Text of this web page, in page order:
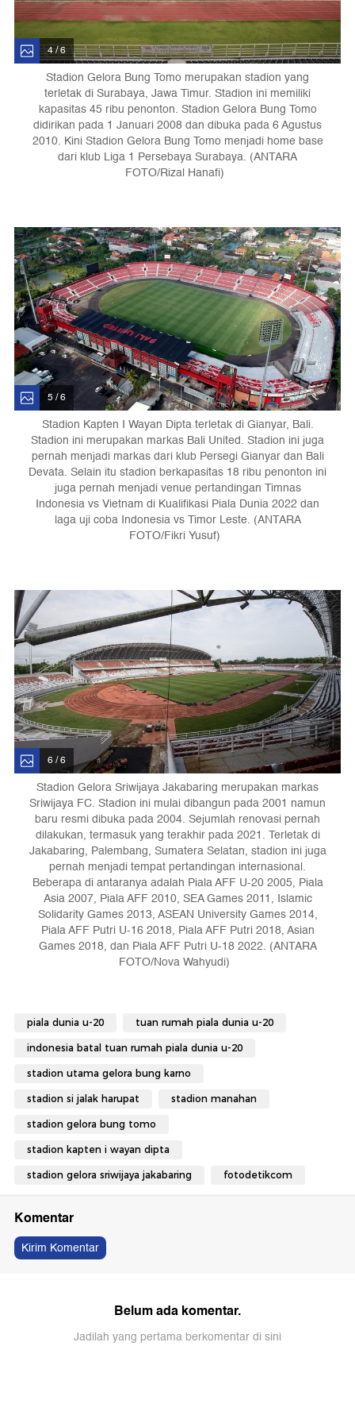
4 / 6
Stadion Gelora Bung Tomo merupakan stadion yang
terletak di Surabaya, Jawa Timur. Stadion ini memiliki
kapasitas 45 ribu penonton. Stadion Gelora Bung Tomo
didirikan pada 1 Januari 2008 dan dibuka pada 6 Agustus
2010. Kini Stadion Gelora Bung Tomo menjadi home base
dari klub Liga 1 Persebaya Surabaya. (ANTARA
FOTO/Rizal Hanafi)
5 / 6
Stadion Kapten I Wayan Dipta terletak di Gianyar, Bali.
Stadion ini merupakan markas Bali United. Stadion ini juga
pernah menjadi markas dari klub Persegi Gianyar dan Bali
Devata. Selain itu stadion berkapasitas 18 ribu penonton ini
juga pernah menjadi venue pertandingan Timnas
Indonesia vs Vietnam di Kualifikasi Piala Dunia 2022 dan
laga uji coba Indonesia vs Timor Leste. (ANTARA
FOTO/Fikri Yusuf)
6 / 6
Stadion Gelora Sriwijaya Jakabaring merupakan markas
Sriwijaya FC. Stadion ini mulai dibangun pada 2001 namun
baru resmi dibuka pada 2004. Sejumlah renovasi pernah
dilakukan, termasuk yang terakhir pada 2021. Terletak di
Jakabaring, Palembang, Sumatera Selatan, stadion ini juga
pernah menjadi tempat pertandingan internasional.
Beberapa di antaranya adalah Piala AFF U-20 2005, Piala
Asia 2007, Piala AFF 2010, SEA Games 2011, Islamic
Solidarity Games 2013, ASEAN University Games 2014,
Piala AFF Putri U-16 2018, Piala AFF Putri 2018, Asian
Games 2018, dan Piala AFF Putri U-18 2022. (ANTARA
FOTO/Nova Wahyudi)
piala dunia u-20 tuan rumah piala dunia u-20
indonesia batal tuan rumah piala dunia u-20
stadion utama gelora bung karno
stadion si jalak harupat stadion manahan
stadion gelora bung tomo
stadion kapten i wayan dipta
stadion gelora sriwijaya jakabaring fotodetikcom
Komentar
Kirim Komentar
Belum ada komentar.
Jadilah yang pertama berkomentar di sini